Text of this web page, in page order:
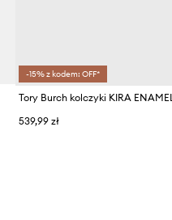
-15% z kodem: OFF*
Tory Burch kolczyki KIRA
539,99 zł